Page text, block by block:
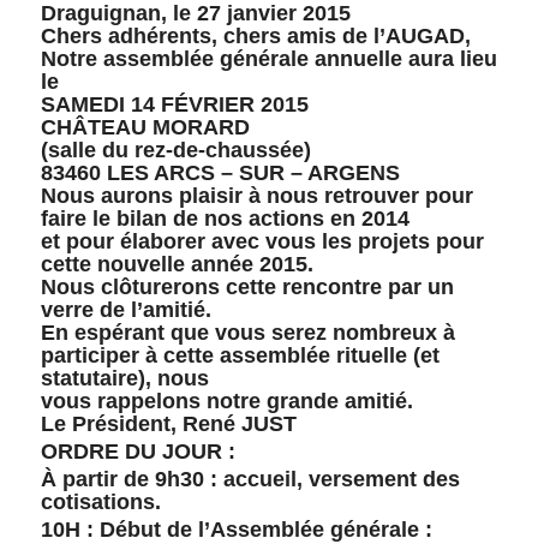
Draguignan, le 27 janvier 2015
Chers adhérents, chers amis de l’AUGAD,
Notre assemblée générale annuelle aura lieu
le
SAMEDI 14 FÉVRIER 2015
CHÂTEAU MORARD
(salle du rez-de-chaussée)
83460 LES ARCS – SUR – ARGENS
Nous aurons plaisir à nous retrouver pour
faire le bilan de nos actions en 2014
et pour élaborer avec vous les projets pour
cette nouvelle année 2015.
Nous clôturerons cette rencontre par un
verre de l’amitié.
En espérant que vous serez nombreux à
participer à cette assemblée rituelle (et
statutaire), nous
vous rappelons notre grande amitié.
Le Président, René JUST
ORDRE DU JOUR :
À partir de 9h30 : accueil, versement des
cotisations.
10H : Début de l’Assemblée générale :